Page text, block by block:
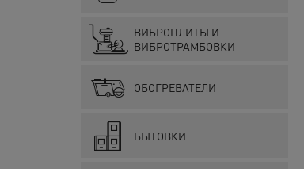
ВИБРОПЛИТЫ И
ВИБРОТРАМБОВКИ
ОБОГРЕВАТЕЛИ
БЫТОВКИ